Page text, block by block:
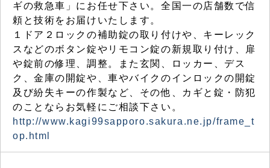
ギの救急車」にお任せ下さい。全国一の店舗数で信
頼と技術をお届けいたします。
１ドア２ロックの補助錠の取り付けや、キーレック
スなどのボタン錠やリモコン錠の新規取り付け、扉
や錠前の修理、調整。また玄関、ロッカー、デス
ク、金庫の開錠や、車やバイクのインロックの開錠
及び紛失キーの作製など、その他、カギと錠・防犯
のことならお気軽にご相談下さい。
http://www.kagi99sapporo.sakura.ne.jp/frame_t
op.html